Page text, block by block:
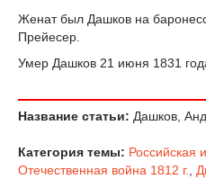
Женат был Дашков на
Прейесер.
Умер Дашков 21 июня 1831
Название статьи: Дашков,
Категория темы: Российская
Отечественная война 1812 г.